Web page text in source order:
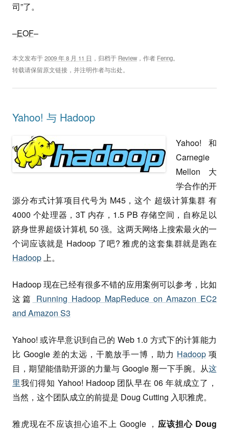
司”了。
–EOF–
本文发布于2009 年 8 月 11 日 ，归档于 Review ，作者 Fenng。
转载请保留原文链接，并注明作者与出处。
Yahoo! 与 Hadoop
Yahoo! 和
Carnegie
Mellon 大
学合作的开
源分布式计算项目代号为 M45，这个 超级计算集群 有
4000 个处理器，3T 内存，1.5 PB 存储空间，自称足以
跻身世界超级计算机 50 强。这两天网络上搜索最火的一
个词应该就是 Hadoop 了吧? 雅虎的这套集群就是跑在
Hadoop上。
Hadoop 现在已经有很多不错的应用案例可以参考，比如
这篇 Running Hadoop MapReduce on Amazon EC2
and Amazon S3
Yahoo! 或许早意识到自己的 Web 1.0 方式下的计算能力
比 Google 差的太远，干脆放手一博，助力 Hadoop 项
目，期望能借助开源的力量与 Google 掰一下手腕。从这
里我们得知 Yahoo! Hadoop 团队早在 06 年就成立了，
当然，这个团队成立的前提是 Doug Cutting 入职雅虎。
雅虎现在不应该担心追不上 Google ， 应该担心 Doug